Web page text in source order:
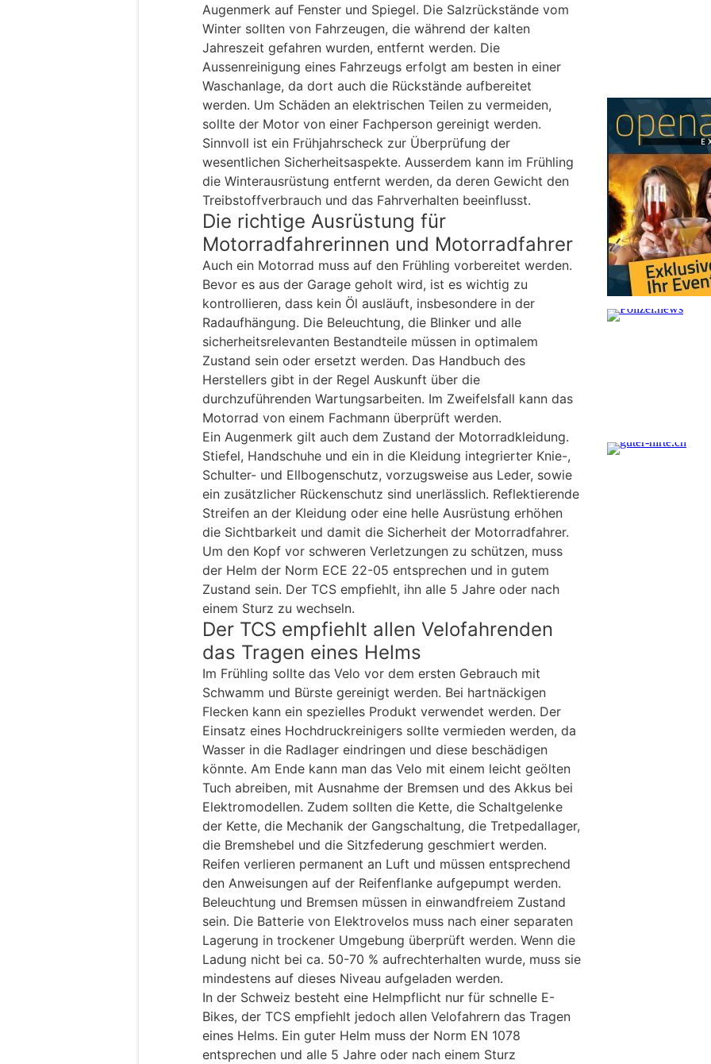
Augenmerk auf Fenster und Spiegel. Die Salzrückstände vom
Winter sollten von Fahrzeugen, die während der kalten
Jahreszeit gefahren wurden, entfernt werden. Die
Aussenreinigung eines Fahrzeugs erfolgt am besten in einer
Waschanlage, da dort auch die Rückstände aufbereitet
werden. Um Schäden an elektrischen Teilen zu vermeiden,
sollte der Motor von einer Fachperson gereinigt werden.
Sinnvoll ist ein Frühjahrscheck zur Überprüfung der
wesentlichen Sicherheitsaspekte. Ausserdem kann im Frühling
die Winterausrüstung entfernt werden, da deren Gewicht den
Treibstoffverbrauch und das Fahrverhalten beeinflusst.
Die richtige Ausrüstung für
Motorradfahrerinnen und Motorradfahrer
Auch ein Motorrad muss auf den Frühling vorbereitet werden.
Bevor es aus der Garage geholt wird, ist es wichtig zu
kontrollieren, dass kein Öl ausläuft, insbesondere in der
Radaufhängung. Die Beleuchtung, die Blinker und alle
sicherheitsrelevanten Bestandteile müssen in optimalem
Zustand sein oder ersetzt werden. Das Handbuch des
Herstellers gibt in der Regel Auskunft über die
durchzuführenden Wartungsarbeiten. Im Zweifelsfall kann das
Motorrad von einem Fachmann überprüft werden.
Ein Augenmerk gilt auch dem Zustand der Motorradkleidung.
Stiefel, Handschuhe und ein in die Kleidung integrierter Knie-,
Schulter- und Ellbogenschutz, vorzugsweise aus Leder, sowie
ein zusätzlicher Rückenschutz sind unerlässlich. Reflektierende
Streifen an der Kleidung oder eine helle Ausrüstung erhöhen
die Sichtbarkeit und damit die Sicherheit der Motorradfahrer.
Um den Kopf vor schweren Verletzungen zu schützen, muss
der Helm der Norm ECE 22-05 entsprechen und in gutem
Zustand sein. Der TCS empfiehlt, ihn alle 5 Jahre oder nach
einem Sturz zu wechseln.
Der TCS empfiehlt allen Velofahrenden
das Tragen eines Helms
Im Frühling sollte das Velo vor dem ersten Gebrauch mit
Schwamm und Bürste gereinigt werden. Bei hartnäckigen
Flecken kann ein spezielles Produkt verwendet werden. Der
Einsatz eines Hochdruckreinigers sollte vermieden werden, da
Wasser in die Radlager eindringen und diese beschädigen
könnte. Am Ende kann man das Velo mit einem leicht geölten
Tuch abreiben, mit Ausnahme der Bremsen und des Akkus bei
Elektromodellen. Zudem sollten die Kette, die Schaltgelenke
der Kette, die Mechanik der Gangschaltung, die Tretpedallager,
die Bremshebel und die Sitzfederung geschmiert werden.
Reifen verlieren permanent an Luft und müssen entsprechend
den Anweisungen auf der Reifenflanke aufgepumpt werden.
Beleuchtung und Bremsen müssen in einwandfreiem Zustand
sein. Die Batterie von Elektrovelos muss nach einer separaten
Lagerung in trockener Umgebung überprüft werden. Wenn die
Ladung nicht bei ca. 50-70 % aufrechterhalten wurde, muss sie
mindestens auf dieses Niveau aufgeladen werden.
In der Schweiz besteht eine Helmpflicht nur für schnelle E-
Bikes, der TCS empfiehlt jedoch allen Velofahrern das Tragen
eines Helms. Ein guter Helm muss der Norm EN 1078
entsprechen und alle 5 Jahre oder nach einem Sturz